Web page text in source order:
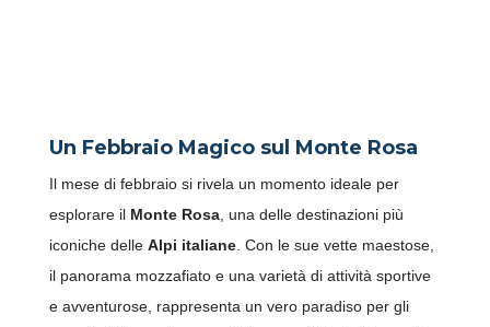
Un Febbraio Magico sul Monte Rosa
Il mese di febbraio si rivela un momento ideale per
esplorare il Monte Rosa, una delle destinazioni più
iconiche delle Alpi italiane. Con le sue vette maestose,
il panorama mozzafiato e una varietà di attività sportive
e avventurose, rappresenta un vero paradiso per gli